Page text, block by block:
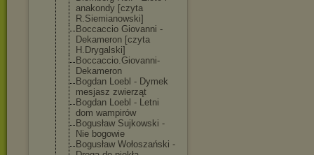
anakondy [czyta
R.Siemianowski]
Boccaccio Giovanni -
Dekameron [czyta
H.Drygalski]
Boccaccio.Giovanni-
Dekameron
Bogdan Loebl - Dymek
mesjasz zwierząt
Bogdan Loebl - Letni
dom wampirów
Bogusław Sujkowski -
Nie bogowie
Bogusław Wołoszański -